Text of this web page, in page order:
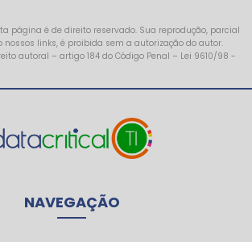
página é de direito reservado. Sua reprodução, parcial
links, é proibida sem a autorização do autor.
autoral – artigo 184 do Código Penal – Lei 9610/98 -
NAVEGAÇÃO